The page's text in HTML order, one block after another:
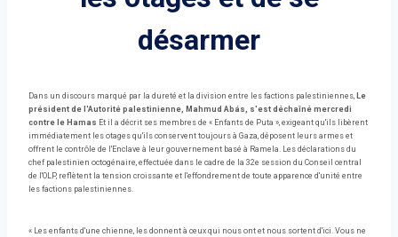
désarmer
Dans un discours marqué par la dureté et la division entre les factions palestiniennes, Le
président de l'Autorité palestinienne, Mahmud Abás, s'est déchaîné mercredi
contre le Hamas Et il a décrit ses membres de « Enfants de Puta », exigeant qu'ils libèrent
immédiatement les otages qu'ils conservent toujours à Gaza, déposent leurs armes et
offrent le contrôle de l'Enclave à leur gouvernement basé à Ramela. Les déclarations du
chef palestinien octogénaire, effectuée dans le cadre de la 32e session du Conseil central
de l'OLP, reflètent la tension croissante et l'effondrement de toute apparence d'unité entre
les factions palestiniennes.
« Les enfants d'une chienne, les donnent à ceux qui nous ont et nous sortent d'ici. Vous ne